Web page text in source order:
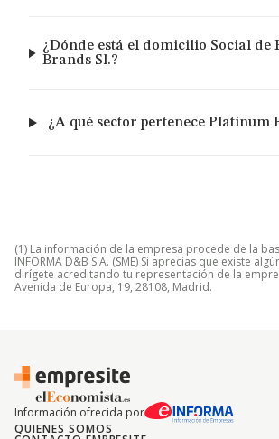
¿Dónde está el domicilio Social de
Brands Sl.?
¿A qué sector pertenece Platinum
(1) La información de la empresa procede de la
INFORMA D&B S.A. (SME) Si aprecias que existe
dirígete acreditando tu representación de la
Avenida de Europa, 19, 28108, Madrid.
Información ofrecida por
QUIENES SOMOS